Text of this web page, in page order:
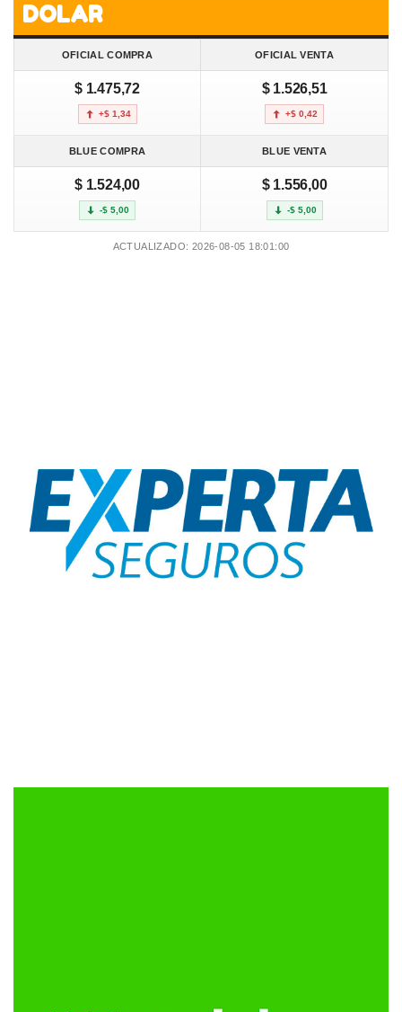
DOLAR
OFICIAL COMPRA OFICIAL VENTA
$ 1.475,72
+$ 1,34
$ 1.526,51
+$ 0,42
BLUE COMPRA BLUE VENTA
$ 1.524,00
-$ 5,00
$ 1.556,00
-$ 5,00
ACTUALIZADO: 2026-08-05 18:01:00